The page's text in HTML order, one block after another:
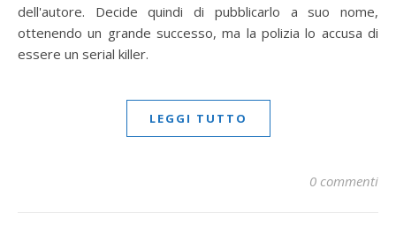
dell'autore. Decide quindi di pubblicarlo a suo nome,
ottenendo un grande successo, ma la polizia lo accusa di
essere un serial killer.
LEGGI TUTTO
0 commenti